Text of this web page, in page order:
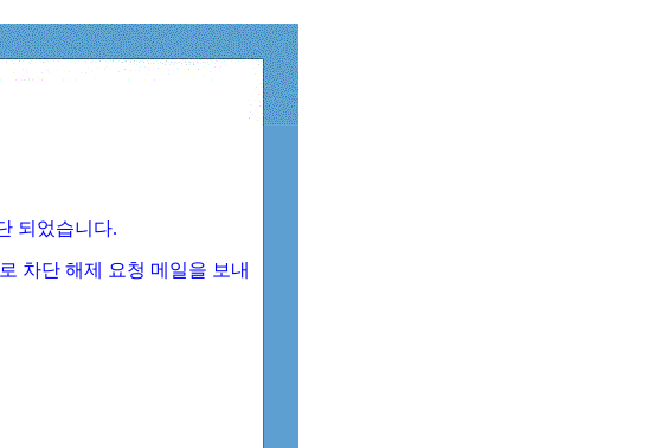
되었습니다.
차단 해제 요청 메일을 보내